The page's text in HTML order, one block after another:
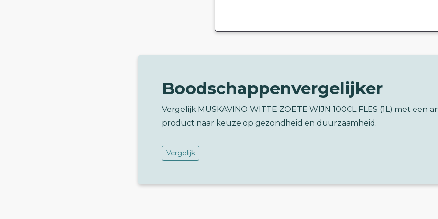
Boodschappenvergelijker
Vergelijk MUSKAVINO WITTE ZOETE WIJN 100CL FLES (1L) met een
product naar keuze op gezondheid en duurzaamheid.
Vergelijk